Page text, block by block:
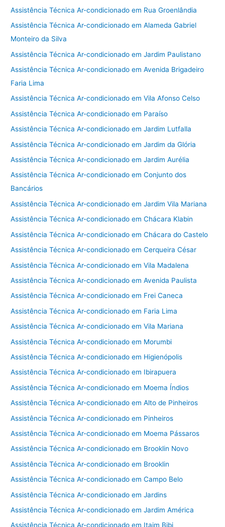
Assistência Técnica Ar-condicionado em Rua Groenlândia
Assistência Técnica Ar-condicionado em Alameda Gabriel
Monteiro da Silva
Assistência Técnica Ar-condicionado em Jardim Paulistano
Assistência Técnica Ar-condicionado em Avenida Brigadeiro
Faria Lima
Assistência Técnica Ar-condicionado em Vila Afonso Celso
Assistência Técnica Ar-condicionado em Paraíso
Assistência Técnica Ar-condicionado em Jardim Lutfalla
Assistência Técnica Ar-condicionado em Jardim da Glória
Assistência Técnica Ar-condicionado em Jardim Aurélia
Assistência Técnica Ar-condicionado em Conjunto dos
Bancários
Assistência Técnica Ar-condicionado em Jardim Vila Mariana
Assistência Técnica Ar-condicionado em Chácara Klabin
Assistência Técnica Ar-condicionado em Chácara do Castelo
Assistência Técnica Ar-condicionado em Cerqueira César
Assistência Técnica Ar-condicionado em Vila Madalena
Assistência Técnica Ar-condicionado em Avenida Paulista
Assistência Técnica Ar-condicionado em Frei Caneca
Assistência Técnica Ar-condicionado em Faria Lima
Assistência Técnica Ar-condicionado em Vila Mariana
Assistência Técnica Ar-condicionado em Morumbi
Assistência Técnica Ar-condicionado em Higienópolis
Assistência Técnica Ar-condicionado em Ibirapuera
Assistência Técnica Ar-condicionado em Moema Índios
Assistência Técnica Ar-condicionado em Alto de Pinheiros
Assistência Técnica Ar-condicionado em Pinheiros
Assistência Técnica Ar-condicionado em Moema Pássaros
Assistência Técnica Ar-condicionado em Brooklin Novo
Assistência Técnica Ar-condicionado em Brooklin
Assistência Técnica Ar-condicionado em Campo Belo
Assistência Técnica Ar-condicionado em Jardins
Assistência Técnica Ar-condicionado em Jardim América
Assistência Técnica Ar-condicionado em Itaim Bibi